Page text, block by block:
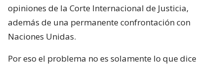
opiniones de la Corte Internacional de Justicia,
además de una permanente confrontación con
Naciones Unidas.
Por eso el problema no es solamente lo que dice